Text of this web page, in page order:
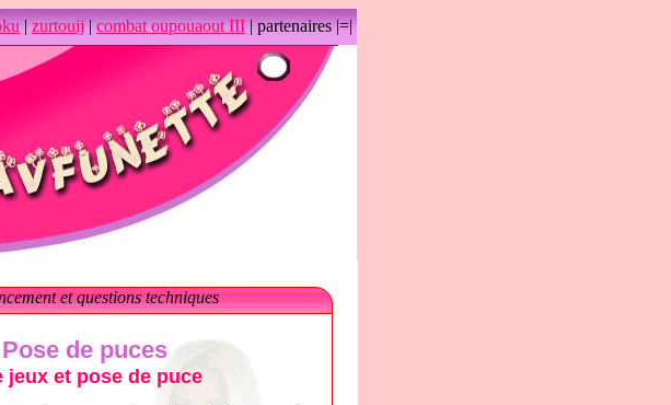
|zurtouij|combat oupouaout III| partenaires |=|
et questions techniques
de puces
jeux et pose de puce